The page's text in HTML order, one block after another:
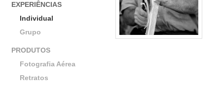
EXPERIÊNCIAS
Individual
Grupo
PRODUTOS
Fotografia Aérea
Retratos